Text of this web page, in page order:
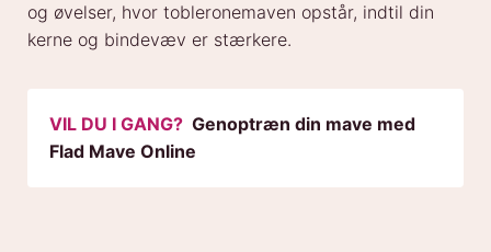
og øvelser, hvor tobleronemaven opstår, indtil din
kerne og bindevæv er stærkere.
VIL DU I GANG? Genoptræn din mave med
Flad Mave Online